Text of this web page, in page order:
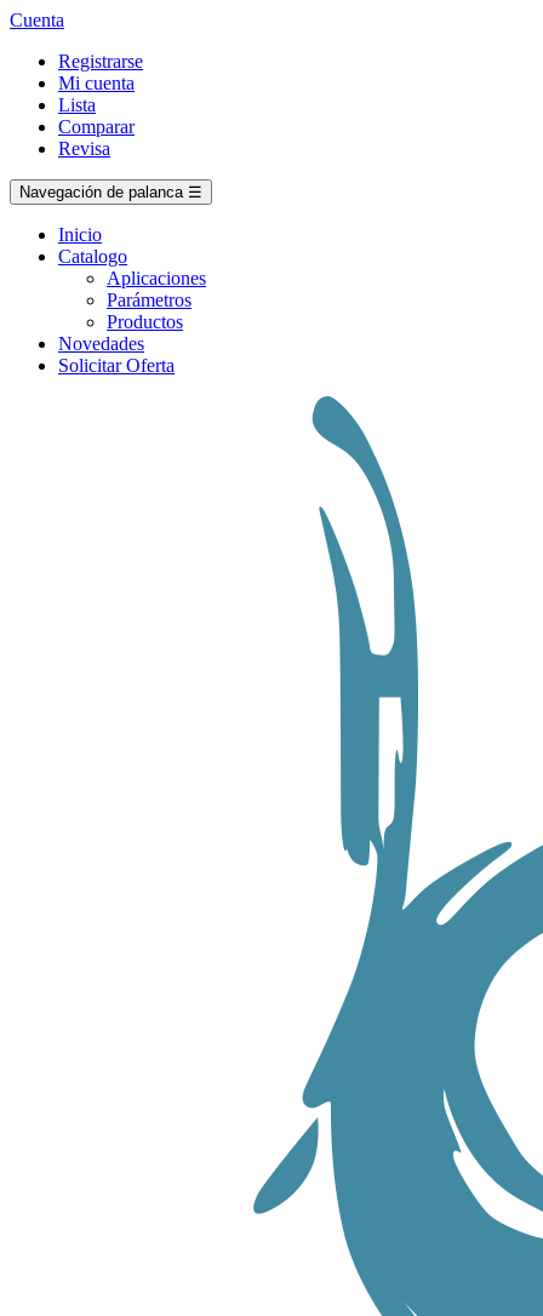
Cuenta
Registrarse
Mi cuenta
Lista
Comparar
Revisa
Navegación de palanca ☰
Inicio
Catalogo
Aplicaciones
Parámetros
Productos
Novedades
Solicitar Oferta